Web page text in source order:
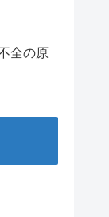
全の原